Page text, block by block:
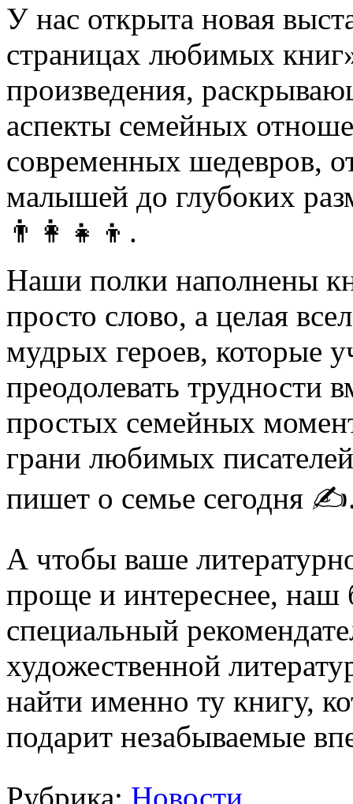
У нас открыта новая
страницах любимых
произведения,
аспекты семейных
современных шедевров,
малышей до глубоких
👨‍👩‍👧‍👦.
Наши полки наполнены
просто слово, а целая
мудрых героев, которые
преодолевать трудности
простых семейных
грани любимых
пишет о семье сегодня
А чтобы ваше
проще и интереснее, наш
специальный
художественной
найти именно ту книгу,
подарит незабываемые
Рубрика: Новости